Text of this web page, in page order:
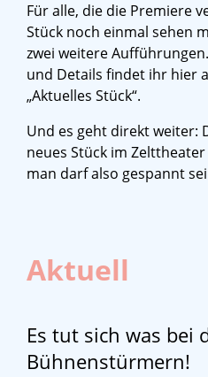
Für alle, die die Premiere
Stück noch einmal sehen
zwei weitere
und Details findet ihr hier
„Aktuelles Stück“.
Und es geht direkt weiter:
neues Stück im
man darf also gespannt
Aktuell
Es tut sich was bei
Bühnenstürmern!